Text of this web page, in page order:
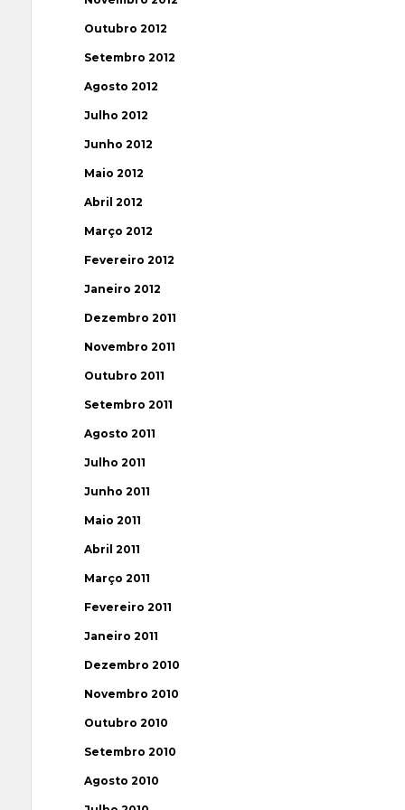
Outubro 2012
Setembro 2012
Agosto 2012
Julho 2012
Junho 2012
Maio 2012
Abril 2012
Março 2012
Fevereiro 2012
Janeiro 2012
Dezembro 2011
Novembro 2011
Outubro 2011
Setembro 2011
Agosto 2011
Julho 2011
Junho 2011
Maio 2011
Abril 2011
Março 2011
Fevereiro 2011
Janeiro 2011
Dezembro 2010
Novembro 2010
Outubro 2010
Setembro 2010
Agosto 2010